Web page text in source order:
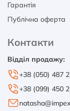
Гарантія
Публічна оферта
Контакти
Відділ продажу:
+38 (050) 487
+38 (099) 450